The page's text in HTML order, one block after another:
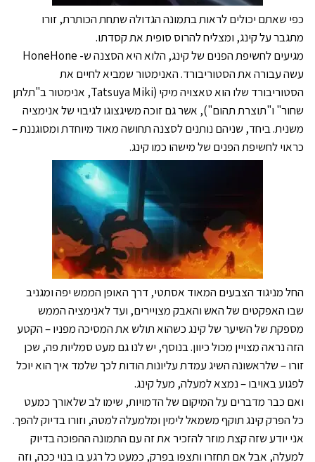
כפי שאתם יכולים לראות בתמונה הגדולה שתחת הכותרת, זורו
מתגבר על קינג, ומצליח להרוס סופית את קסדתו.
מגיעים לחשיפת הפנים של קינג, הלוא היא הסצנה ש- HoneHone
עשה עבורה את הסטוריבורד. האנימטור שמביא לחיים את
הסטוריבורד שלו הוא טאצויה מיקי (Tatsuya Miki, אנימטור ב"תלתן
שחור" ו"תוצרת תהום"), אשר גם זוכה משיגצוגו לגיבוי של אנימציה
משנית. ביחד, שניהם נותנים לסצנה תחושה מאוד מיוחדת ומסוגננת –
כראוי לחשיפת הפנים של מישהו כמו קינג.
החל מניגוד הצבעים המאוד אסתטי, דרך האופן הממש יפה ומגניב
שבו האפקטים של האש והאבק מצויירים, ועד לאנימציה הממש
מספקת של השיער של קינג כשהוא תולש את המסיכה מפניו – הקטע
הזה נראה מצויין מכול כיוון. בנוסף, יש לנו גם מעט סמליות פה, שכן
זורו – שלראשונה השיג עמדת עליונות הודות לכך שלמד איך הוא יוכל
לפגוע באויבו – נמצא למעלה, מעל קינג.
ואם כבר מדברים על המיקום של הדמויות, שימו לב שלאורך כמעט
כל הפרק קינג תוקף משמאל לימין ומלמעלה למטה, וזורו בדיוק להפך.
אני יודע שזה קצת מוזר להזכיר את זה עם התמונה ההפוכה בדיוק
למעלה, אבל אם תחזרו ותצפו בפרק, כמעט כל רגע בו בנוי ככה, וזה